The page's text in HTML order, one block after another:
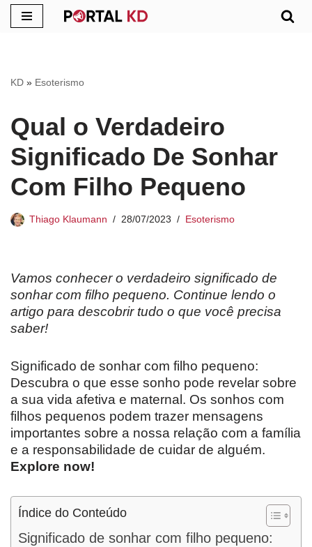
conteúdo
KD » Esoterismo
Qual o Verdadeiro
Significado De Sonhar
Com Filho Pequeno
Thiago Klaumann 28/07/2023 Esoterismo
Vamos conhecer o verdadeiro significado de
sonhar com filho pequeno. Continue lendo o
artigo para descobrir tudo o que você precisa
saber!
Significado de sonhar com filho pequeno:
Descubra o que esse sonho pode revelar sobre
a sua vida afetiva e maternal. Os sonhos com
filhos pequenos podem trazer mensagens
importantes sobre a nossa relação com a família
e a responsabilidade de cuidar de alguém.
Explore now!
Índice do Conteúdo
Significado de sonhar com filho pequeno: